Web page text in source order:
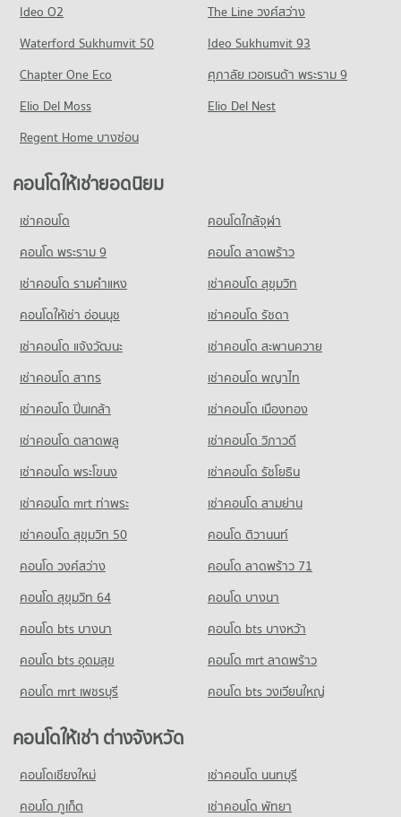
Ideo O2
The Line วงศ์สว่าง
Waterford Sukhumvit 50
Ideo Sukhumvit 93
Chapter One Eco
ศุภาลัย เวอเรนด้า พระราม 9
Elio Del Moss
Elio Del Nest
Regent Home บางซ่อน
คอนโดให้เช่ายอดนิยม
เช่าคอนโด
คอนโดใกล้จุฬา
คอนโด พระราม 9
คอนโด ลาดพร้าว
เช่าคอนโด รามคําแหง
เช่าคอนโด สุขุมวิท
คอนโดให้เช่า อ่อนนุช
เช่าคอนโด รัชดา
เช่าคอนโด แจ้งวัฒนะ
เช่าคอนโด สะพานควาย
เช่าคอนโด สาทร
เช่าคอนโด พญาไท
เช่าคอนโด ปิ่นเกล้า
เช่าคอนโด เมืองทอง
เช่าคอนโด ตลาดพลู
เช่าคอนโด วิภาวดี
เช่าคอนโด พระโขนง
เช่าคอนโด รัชโยธิน
เช่าคอนโด mrt ท่าพระ
เช่าคอนโด สามย่าน
เช่าคอนโด สุขุมวิท 50
คอนโด ติวานนท์
คอนโด วงศ์สว่าง
คอนโด ลาดพร้าว 71
คอนโด สุขุมวิท 64
คอนโด บางนา
คอนโด bts บางนา
คอนโด bts บางหว้า
คอนโด bts อุดมสุข
คอนโด mrt ลาดพร้าว
คอนโด mrt เพชรบุรี
คอนโด bts วงเวียนใหญ่
คอนโดให้เช่า ต่างจังหวัด
คอนโดเชียงใหม่
เช่าคอนโด นนทบุรี
คอนโด ภูเก็ต
เช่าคอนโด พัทยา